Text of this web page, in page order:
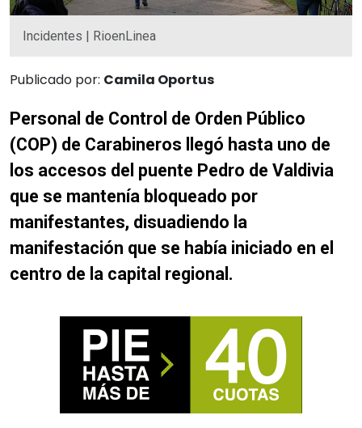
Incidentes | RioenLinea
Publicado por: Camila Oportus
Personal de Control de Orden Público
(COP) de Carabineros llegó hasta uno de
los accesos del puente Pedro de Valdivia
que se mantenía bloqueado por
manifestantes, disuadiendo la
manifestación que se había iniciado en el
centro de la capital regional.